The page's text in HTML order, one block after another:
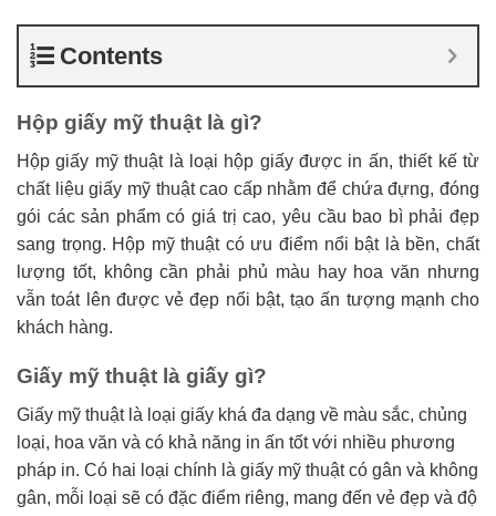
Contents
Hộp giấy mỹ thuật là gì?
Hộp giấy mỹ thuật là loại hộp giấy được in ấn, thiết kế từ
chất liệu giấy mỹ thuật cao cấp nhằm để chứa đựng, đóng
gói các sản phẩm có giá trị cao, yêu cầu bao bì phải đẹp
sang trọng. Hộp mỹ thuật có ưu điểm nổi bật là bền, chất
lượng tốt, không cần phải phủ màu hay hoa văn nhưng
vẫn toát lên được vẻ đẹp nổi bật, tạo ấn tượng mạnh cho
khách hàng.
Giấy mỹ thuật là giấy gì?
Giấy mỹ thuật là loại giấy khá đa dạng về màu sắc, chủng
loại, hoa văn và có khả năng in ấn tốt với nhiều phương
pháp in. Có hai loại chính là giấy mỹ thuật có gân và không
gân, mỗi loại sẽ có đặc điểm riêng, mang đến vẻ đẹp và độ